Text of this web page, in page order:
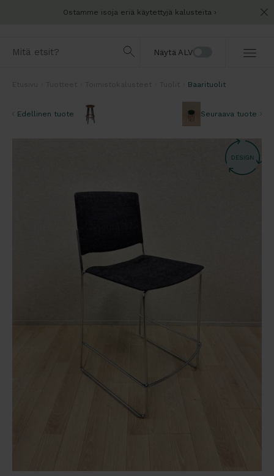
Ostamme isoja eriä käytettyjä kalusteita
Näytä ALV
Baarituolit
Edellinen tuote Seuraava tuote